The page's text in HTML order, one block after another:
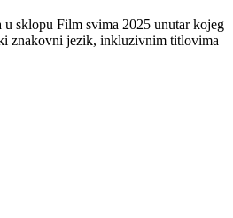
sklopu Film svima 2025 unutar kojeg
znakovni jezik, inkluzivnim titlovima